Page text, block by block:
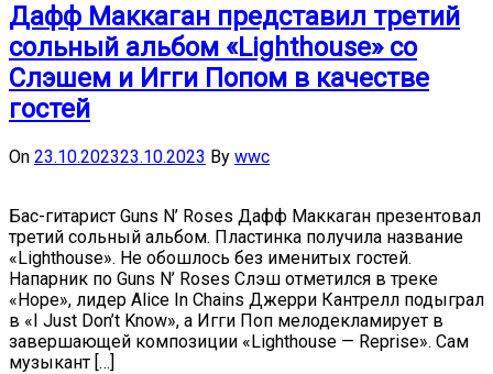
Дафф Маккаган представил третий
сольный альбом «Lighthouse» со
Слэшем и Игги Попом в качестве
гостей
On 23.10.202323.10.2023 By wwc
Бас-гитарист Guns N’ Roses Дафф Маккаган презентовал
третий сольный альбом. Пластинка получила название
«Lighthouse». Не обошлось без именитых гостей.
Напарник по Guns N’ Roses Слэш отметился в треке
«Hope», лидер Alice In Chains Джерри Кантрелл подыграл
в «I Just Don’t Know», а Игги Поп мелодекламирует в
завершающей композиции «Lighthouse — Reprise». Сам
музыкант […]